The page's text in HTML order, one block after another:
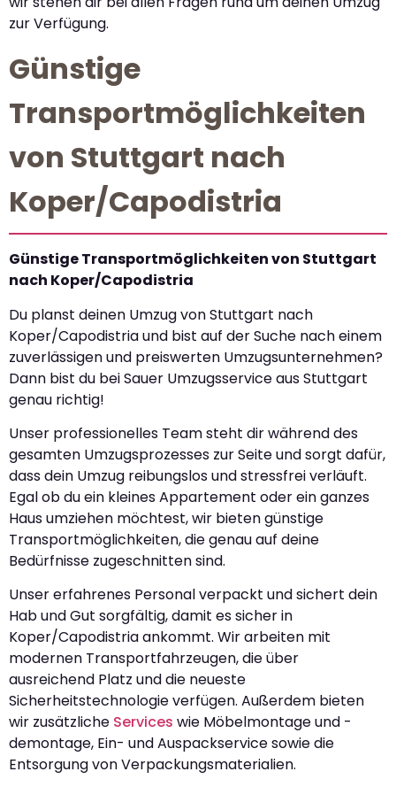
zur Verfügung.
Günstige
Transportmöglichkeiten
von Stuttgart nach
Koper/Capodistria
Günstige Transportmöglichkeiten von Stuttgart
nach Koper/Capodistria
Du planst deinen Umzug von Stuttgart nach
Koper/Capodistria und bist auf der Suche nach einem
zuverlässigen und preiswerten Umzugsunternehmen?
Dann bist du bei Sauer Umzugsservice aus Stuttgart
genau richtig!
Unser professionelles Team steht dir während des
gesamten Umzugsprozesses zur Seite und sorgt dafür,
dass dein Umzug reibungslos und stressfrei verläuft.
Egal ob du ein kleines Appartement oder ein ganzes
Haus umziehen möchtest, wir bieten günstige
Transportmöglichkeiten, die genau auf deine
Bedürfnisse zugeschnitten sind.
Unser erfahrenes Personal verpackt und sichert dein
Hab und Gut sorgfältig, damit es sicher in
Koper/Capodistria ankommt. Wir arbeiten mit
modernen Transportfahrzeugen, die über
ausreichend Platz und die neueste
Sicherheitstechnologie verfügen. Außerdem bieten
wir zusätzliche Services wie Möbelmontage und -
demontage, Ein- und Auspackservice sowie die
Entsorgung von Verpackungsmaterialien.